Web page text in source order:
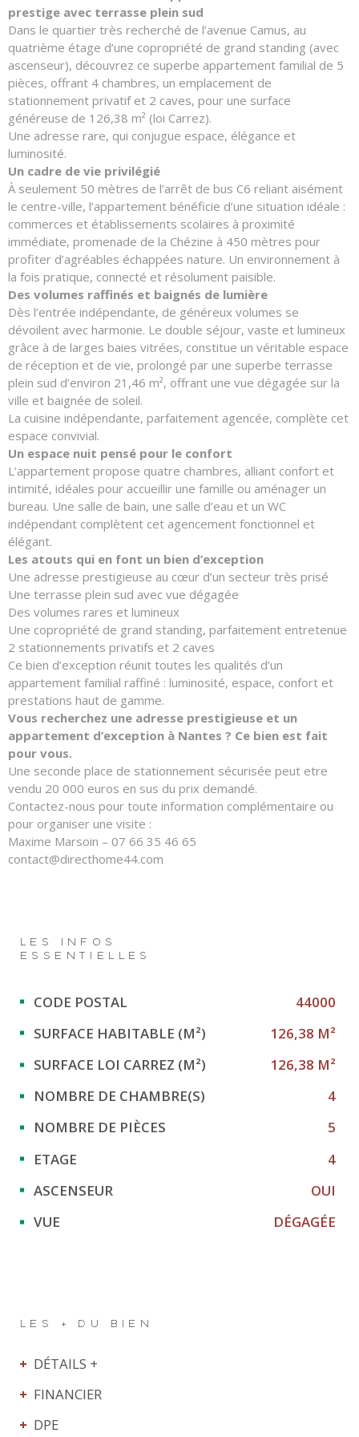
prestige avec terrasse plein sud
Dans le quartier très recherché de l’avenue Camus, au
quatrième étage d’une copropriété de grand standing (avec
ascenseur), découvrez ce superbe appartement familial de 5
pièces, offrant 4 chambres, un emplacement de
stationnement privatif et 2 caves, pour une surface
généreuse de 126,38 m² (loi Carrez).
Une adresse rare, qui conjugue espace, élégance et
luminosité.
Un cadre de vie privilégié
À seulement 50 mètres de l’arrêt de bus C6 reliant aisément
le centre-ville, l’appartement bénéficie d’une situation idéale :
commerces et établissements scolaires à proximité
immédiate, promenade de la Chézine à 450 mètres pour
profiter d’agréables échappées nature. Un environnement à
la fois pratique, connecté et résolument paisible.
Des volumes raffinés et baignés de lumière
Dès l’entrée indépendante, de généreux volumes se
dévoilent avec harmonie. Le double séjour, vaste et lumineux
grâce à de larges baies vitrées, constitue un véritable espace
de réception et de vie, prolongé par une superbe terrasse
plein sud d’environ 21,46 m², offrant une vue dégagée sur la
ville et baignée de soleil.
La cuisine indépendante, parfaitement agencée, complète cet
espace convivial.
Un espace nuit pensé pour le confort
L’appartement propose quatre chambres, alliant confort et
intimité, idéales pour accueillir une famille ou aménager un
bureau. Une salle de bain, une salle d’eau et un WC
indépendant complètent cet agencement fonctionnel et
élégant.
Les atouts qui en font un bien d’exception
Une adresse prestigieuse au cœur d’un secteur très prisé
Une terrasse plein sud avec vue dégagée
Des volumes rares et lumineux
Une copropriété de grand standing, parfaitement entretenue
2 stationnements privatifs et 2 caves
Ce bien d’exception réunit toutes les qualités d’un
appartement familial raffiné : luminosité, espace, confort et
prestations haut de gamme.
Vous recherchez une adresse prestigieuse et un
appartement d’exception à Nantes ? Ce bien est fait
pour vous.
Une seconde place de stationnement sécurisée peut etre
vendu 20 000 euros en sus du prix demandé.
Contactez-nous pour toute information complémentaire ou
pour organiser une visite :
Maxime Marsoin – 07 66 35 46 65
contact@directhome44.com
LES INFOS
ESSENTIELLES
Caractérisque Valeurs
CODE POSTAL
44000
SURFACE HABITABLE (M²)
126,38 M²
SURFACE LOI CARREZ (M²)
126,38 M²
NOMBRE DE CHAMBRE(S)
4
NOMBRE DE PIÈCES
5
ETAGE
4
ASCENSEUR
OUI
VUE
DÉGAGÉE
LES + DU BIEN
DÉTAILS +
FINANCIER
DPE